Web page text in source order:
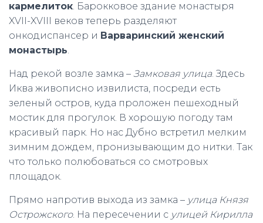
кармелиток. Барокковое здание монастыря
XVII-XVIII веков теперь разделяют
онкодиспансер и Варваринский женский
монастырь.
Над рекой возле замка – Замковая улица. Здесь
Иква живописно извилиста, посреди есть
зеленый остров, куда проложен пешеходный
мостик для прогулок. В хорошую погоду там
красивый парк. Но нас Дубно встретил мелким
зимним дождем, пронизывающим до нитки. Так
что только полюбоваться со смотровых
площадок.
Прямо напротив выхода из замка – улица Князя
Острожского. На пересечении с улицей Кирилла